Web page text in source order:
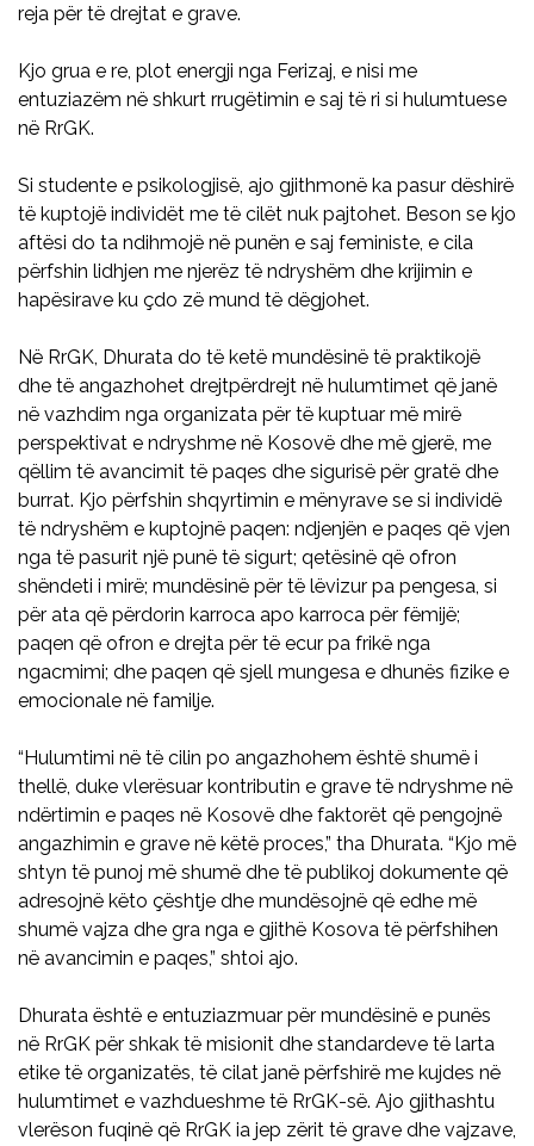
reja për të drejtat e grave.
Kjo grua e re, plot energji nga Ferizaj, e nisi me
entuziazëm në shkurt rrugëtimin e saj të ri si hulumtuese
në RrGK.
Si studente e psikologjisë, ajo gjithmonë ka pasur dëshirë
të kuptojë individët me të cilët nuk pajtohet. Beson se kjo
aftësi do ta ndihmojë në punën e saj feministe, e cila
përfshin lidhjen me njerëz të ndryshëm dhe krijimin e
hapësirave ku çdo zë mund të dëgjohet.
Në RrGK, Dhurata do të ketë mundësinë të praktikojë
dhe të angazhohet drejtpërdrejt në hulumtimet që janë
në vazhdim nga organizata për të kuptuar më mirë
perspektivat e ndryshme në Kosovë dhe më gjerë, me
qëllim të avancimit të paqes dhe sigurisë për gratë dhe
burrat. Kjo përfshin shqyrtimin e mënyrave se si individë
të ndryshëm e kuptojnë paqen: ndjenjën e paqes që vjen
nga të pasurit një punë të sigurt; qetësinë që ofron
shëndeti i mirë; mundësinë për të lëvizur pa pengesa, si
për ata që përdorin karroca apo karroca për fëmijë;
paqen që ofron e drejta për të ecur pa frikë nga
ngacmimi; dhe paqen që sjell mungesa e dhunës fizike e
emocionale në familje.
“Hulumtimi në të cilin po angazhohem është shumë i
thellë, duke vlerësuar kontributin e grave të ndryshme në
ndërtimin e paqes në Kosovë dhe faktorët që pengojnë
angazhimin e grave në këtë proces,” tha Dhurata. “Kjo më
shtyn të punoj më shumë dhe të publikoj dokumente që
adresojnë këto çështje dhe mundësojnë që edhe më
shumë vajza dhe gra nga e gjithë Kosova të përfshihen
në avancimin e paqes,” shtoi ajo.
Dhurata është e entuziazmuar për mundësinë e punës
në RrGK për shkak të misionit dhe standardeve të larta
etike të organizatës, të cilat janë përfshirë me kujdes në
hulumtimet e vazhdueshme të RrGK-së. Ajo gjithashtu
vlerëson fuqinë që RrGK ia jep zërit të grave dhe vajzave,